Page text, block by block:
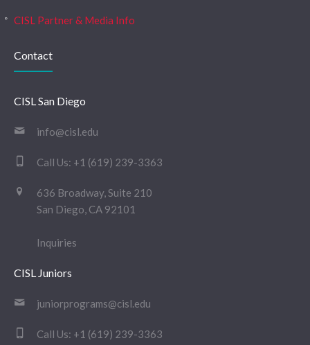
CISL Partner & Media Info
Contact
CISL San Diego
info@cisl.edu
Call Us: +1 (619) 239-3363
636 Broadway, Suite 210
San Diego, CA 92101
Inquiries
CISL Juniors
juniorprograms@cisl.edu
Call Us: +1 (619) 239-3363